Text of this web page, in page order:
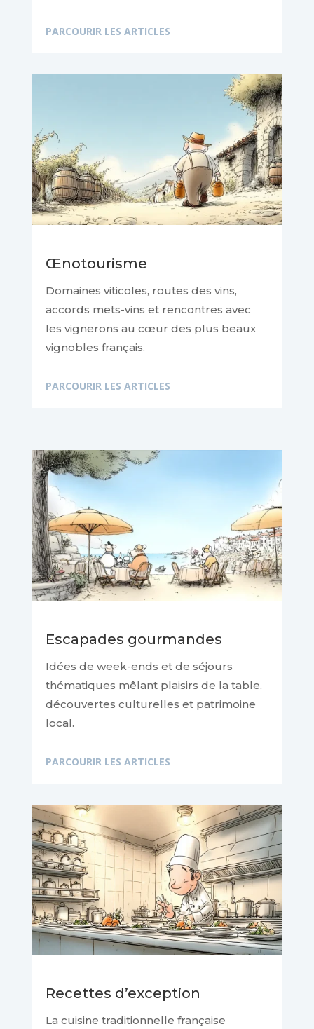
PARCOURIR LES ARTICLES
Œnotourisme
Domaines viticoles, routes des vins,
accords mets-vins et rencontres avec
les vignerons au cœur des plus beaux
vignobles français.
PARCOURIR LES ARTICLES
Escapades gourmandes
Idées de week-ends et de séjours
thématiques mêlant plaisirs de la table,
découvertes culturelles et patrimoine
local.
PARCOURIR LES ARTICLES
Recettes d’exception
La cuisine traditionnelle française